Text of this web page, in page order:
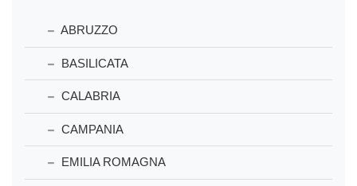
ABRUZZO
BASILICATA
CALABRIA
CAMPANIA
EMILIA ROMAGNA